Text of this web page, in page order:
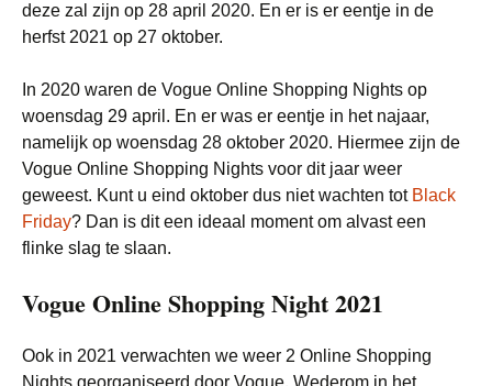
deze zal zijn op 28 april 2020. En er is er eentje in de
herfst 2021 op 27 oktober.
In 2020 waren de Vogue Online Shopping Nights op
woensdag 29 april. En er was er eentje in het najaar,
namelijk op woensdag 28 oktober 2020. Hiermee zijn de
Vogue Online Shopping Nights voor dit jaar weer
geweest. Kunt u eind oktober dus niet wachten tot Black
Friday? Dan is dit een ideaal moment om alvast een
flinke slag te slaan.
Vogue Online Shopping Night 2021
Ook in 2021 verwachten we weer 2 Online Shopping
Nights georganiseerd door Vogue. Wederom in het